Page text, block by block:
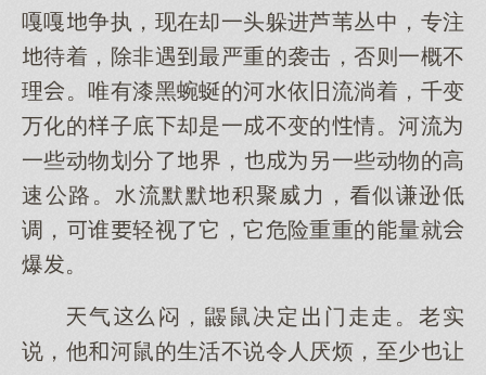
嘎嘎争执，现在却一头躲进芦苇丛中，专注
待着，除非遇最严重的袭击，否则一概不
理。唯有漆黑蜿蜒的河水依旧流淌着，千变
万化的子底却是一不变的情。河流
一些动物划分了界，另一些动物的高
速公路。水流默默积聚威力，似谦逊低
调，谁轻视了它，它危险重重的量就
爆。
气闷，鼹鼠决定门走走。老实
说，他河鼠的生活不说令人厌烦，至少让